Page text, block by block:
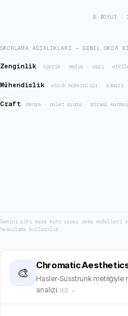
8 BOYUT ·
SKORLAMA AĞIRLIKLARI — GENEL SKOR
Zenginlik · içerik · medya · yapı ·
Mühendislik · stack modernliği ·
Craft·denge · palet uyumu · görsel
Gemini gibi kara kutu yapay zeka modelleri
hesaplama kullanılır.
🎨
Chromatic
Hasler-Süsstrunk metriğiyle
analizi. DOI ↗